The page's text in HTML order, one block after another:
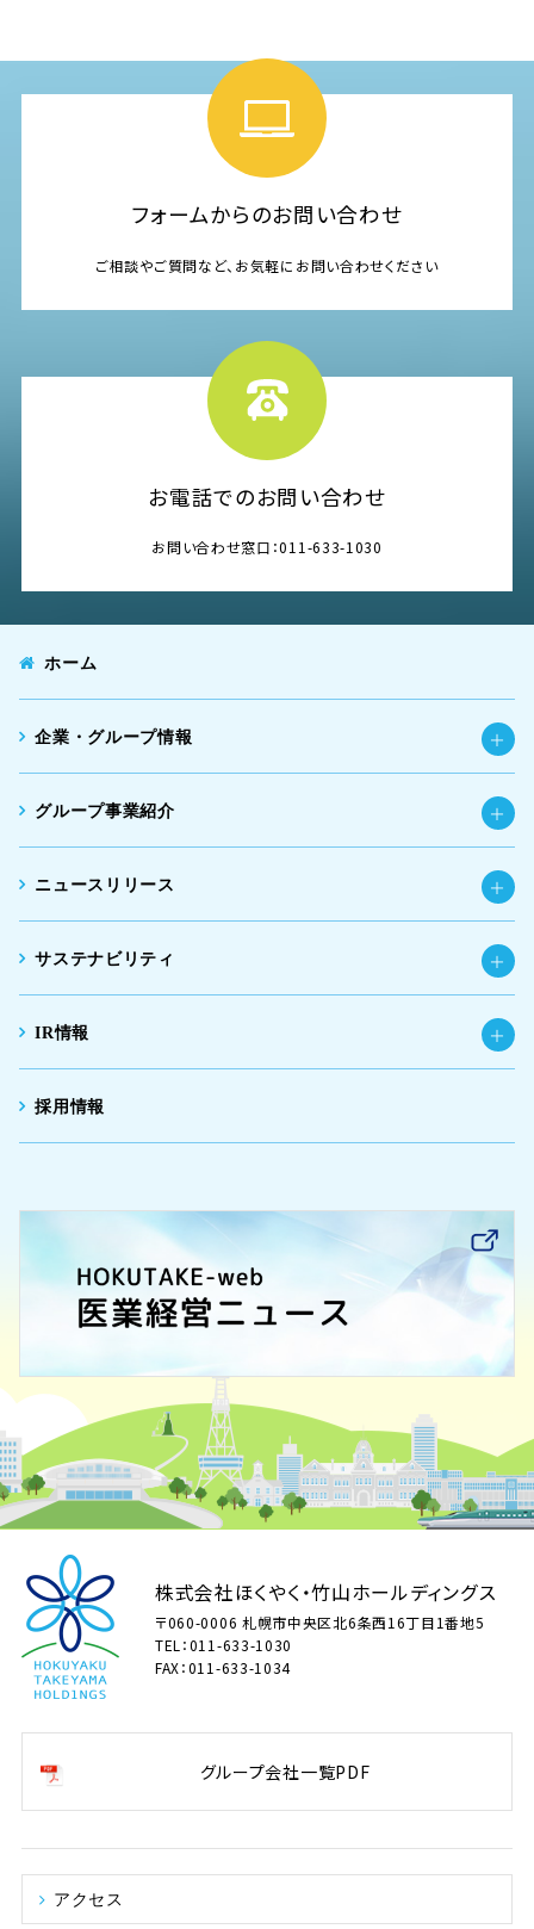
フォームからのお問い合わせ
ご相談やご質問など、お気軽にお問い合わせください
お電話でのお問い合わせ
お問い合わせ窓口：011-633-1030
ホーム
企業・グループ情報
グループ事業紹介
ニュースリリース
サステナビリティ
IR情報
採用情報
株式会社ほくやく・竹山ホールディングス
〒060-0006 札幌市中央区北6条西16丁目1番地5
TEL：011-633-1030
FAX：011-633-1034
グループ会社一覧PDF
アクセス